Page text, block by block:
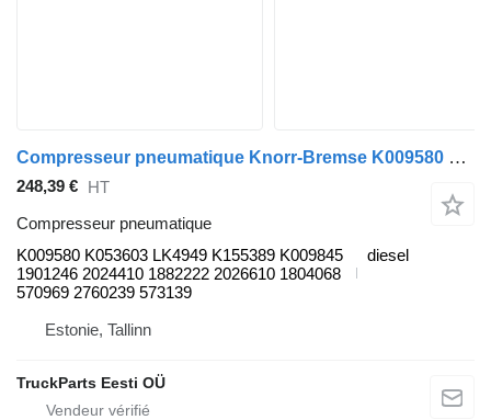
Compresseur pneumatique Knorr-Bremse K009580 pour bus Scania K, N, F-Series (2006-)
248,39 € HT
Compresseur pneumatique
K009580 K053603 LK4949 K155389 K009845
1901246 2024410 1882222 2026610 1804068
570969 2760239 573139
diesel
Estonie, Tallinn
TruckParts Eesti OÜ